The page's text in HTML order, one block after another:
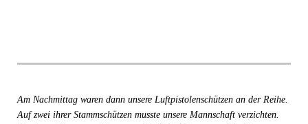
Am Nachmittag waren dann unsere Luftpistolenschützen an der Reihe.
Auf zwei ihrer Stammschützen musste unsere Mannschaft verzichten.